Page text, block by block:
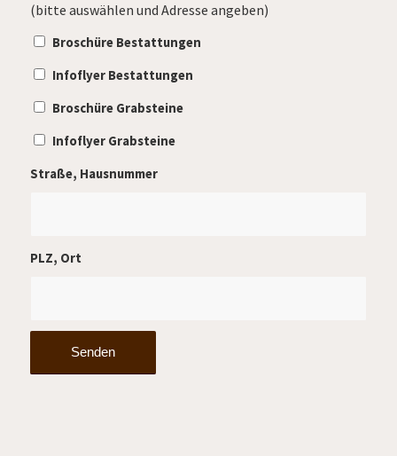
(bitte auswählen und Adresse angeben)
Broschüre Bestattungen
Infoflyer Bestattungen
Broschüre Grabsteine
Infoflyer Grabsteine
Straße, Hausnummer
PLZ, Ort